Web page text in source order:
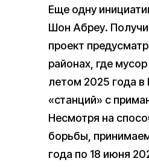
Еще одну
Шон Абреу.
проект
районах, где
летом 2025 года
«станций» с
Несмотря на
борьбы,
года по 18 июня